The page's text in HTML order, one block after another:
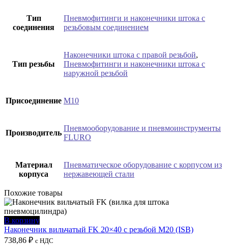
Тип
соединения
Пневмофитинги и наконечники штока с
резьбовым соединением
Тип резьбы
Наконечники штока с правой резьбой,
Пневмофитинги и наконечники штока с
наружной резьбой
Присоединение M10
Производитель
Пневмооборудование и пневмоинструменты
FLURO
Материал
корпуса
Пневматическое оборудование с корпусом из
нержавеющей стали
Похожие товары
В корзину
Наконечник вильчатый FK 20×40 с резьбой M20 (ISB)
738,86 ₽ с НДС